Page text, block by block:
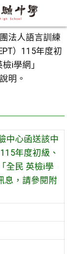
法人語言訓練
）115年度初
i學網」
明。
中心函送該中
年度初級、
全民 英檢i學
息，請參閱附